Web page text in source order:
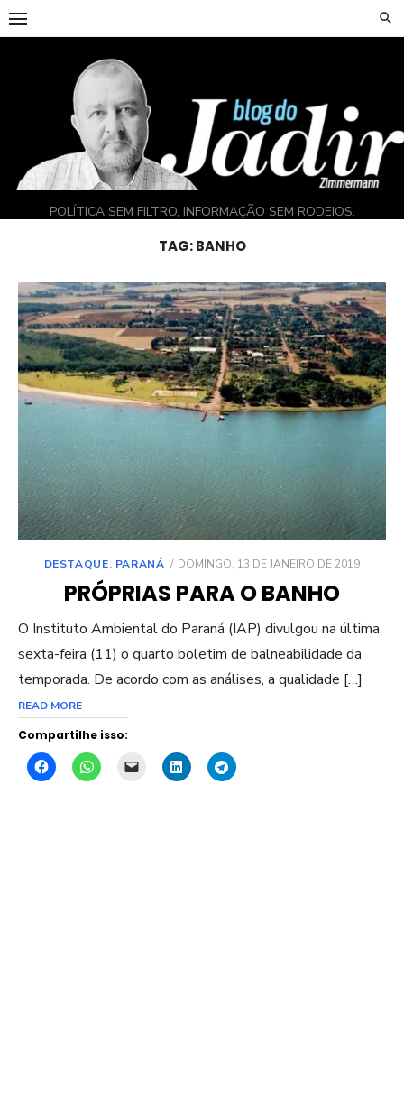
Skip
to
POLÍTICA SEM FILTRO, INFORMAÇÃO SEM RODEIOS.
TAG:BANHO
DESTAQUE, PARANÁ
POSTED
DOMINGO, 13 DE JANEIRO DE 2019
PRÓPRIAS PARA O BANHO
O Instituto Ambiental do Paraná (IAP) divulgou na última
sexta-feira (11) o quarto boletim de balneabilidade da
temporada. De acordo com as análises, a qualidade […]
READ MORE
Compartilhe isso: